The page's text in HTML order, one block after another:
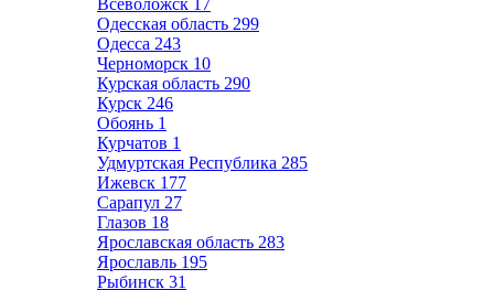
Всеволожск 17
Одесская область 299
Одесса 243
Черноморск 10
Курская область 290
Курск 246
Обоянь 1
Курчатов 1
Удмуртская Республика 285
Ижевск 177
Сарапул 27
Глазов 18
Ярославская область 283
Ярославль 195
Рыбинск 31